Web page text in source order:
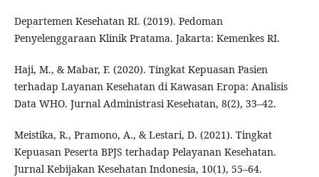
Departemen Kesehatan RI. (2019). Pedoman
Penyelenggaraan Klinik Pratama. Jakarta: Kemenkes RI.
Haji, M., & Mabar, F. (2020). Tingkat Kepuasan Pasien
terhadap Layanan Kesehatan di Kawasan Eropa: Analisis
Data WHO. Jurnal Administrasi Kesehatan, 8(2), 33–42.
Meistika, R., Pramono, A., & Lestari, D. (2021). Tingkat
Kepuasan Peserta BPJS terhadap Pelayanan Kesehatan.
Jurnal Kebijakan Kesehatan Indonesia, 10(1), 55–64.